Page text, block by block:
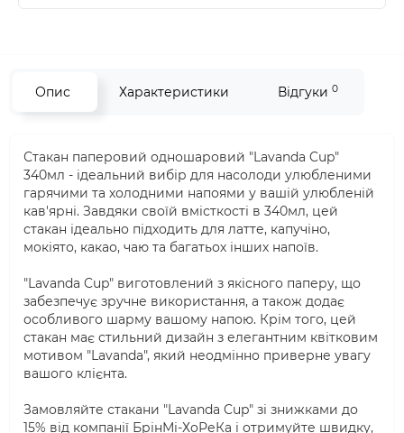
Опис Характеристики Відгуки 0
Стакан паперовий одношаровий "Lavanda Cup"
340мл - ідеальний вибір для насолоди улюбленими
гарячими та холодними напоями у вашій улюбленій
кав'ярні. Завдяки своїй вмісткості в 340мл, цей
стакан ідеально підходить для латте, капучіно,
мокіято, какао, чаю та багатьох інших напоїв.
"Lavanda Cup" виготовлений з якісного паперу, що
забезпечує зручне використання, а також додає
особливого шарму вашому напою. Крім того, цей
стакан має стильний дизайн з елегантним квітковим
мотивом "Lavanda", який неодмінно приверне увагу
вашого клієнта.
Замовляйте стакани "Lavanda Cup" зі знижками до
15% від компанії БрінМі-ХоРеКа і отримуйте швидку,